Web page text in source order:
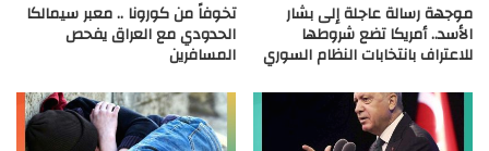
موجهة رسالة عاجلة إلى بشار
الأسد.. أمريكا تضع شروطها
للاعتراف بانتخابات النظام السوري
تخوفاً من كورونا .. معبر سيمالكا
الحدودي مع العراق يفحص
المسافرين